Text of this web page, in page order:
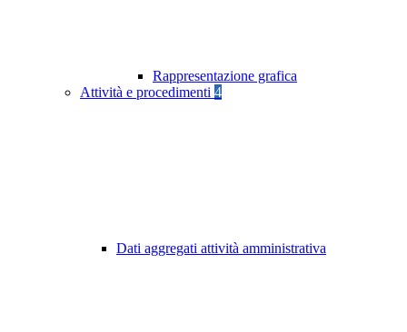
Rappresentazione grafica
Attività e procedimenti 4
Dati aggregati attività amministrativa